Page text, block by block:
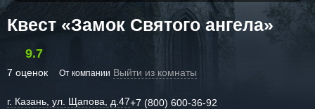
Квест «Замок Cвятого ангела»
9.7
7 оценок От компании Выйти из комнаты
г. Казань, ул. Щапова, д.47+7 (800) 600-36-92